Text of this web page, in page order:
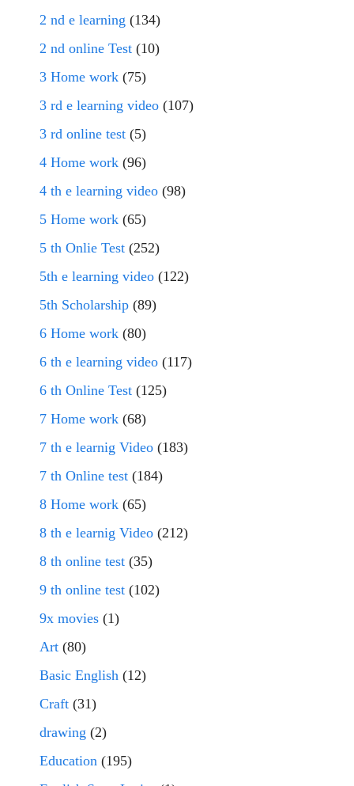
2 nd e learning (134)
2 nd online Test (10)
3 Home work (75)
3 rd e learning video (107)
3 rd online test (5)
4 Home work (96)
4 th e learning video (98)
5 Home work (65)
5 th Onlie Test (252)
5th e learning video (122)
5th Scholarship (89)
6 Home work (80)
6 th e learning video (117)
6 th Online Test (125)
7 Home work (68)
7 th e learnig Video (183)
7 th Online test (184)
8 Home work (65)
8 th e learnig Video (212)
8 th online test (35)
9 th online test (102)
9x movies (1)
Art (80)
Basic English (12)
Craft (31)
drawing (2)
Education (195)